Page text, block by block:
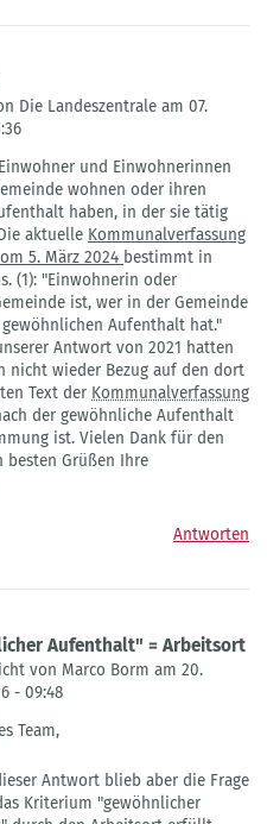
Die Landeszentrale am 07.
und Einwohnerinnen
wohnen oder ihren
haben, in der sie tätig
aktuelle Kommunalverfassung
5. März 2024 bestimmt in
(1): "Einwohnerin oder
ist, wer in der Gemeinde
Aufenthalt hat."
Antwort von 2021 hatten
nicht wieder Bezug auf den dort
Text der Kommunalverfassung
der gewöhnliche Aufenthalt
ist. Vielen Dank für den
besten Grüßen Ihre
Antworten
Aufenthalt" = Arbeitsort
von Marco Borm am 20.
- 09:48
Team,
Antwort blieb aber die Frage
Kriterium "gewöhnlicher